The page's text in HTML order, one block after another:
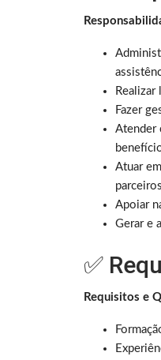
Fazer
Atender
Atuar
Apoiar
Gerar e
✅
Requisitos e